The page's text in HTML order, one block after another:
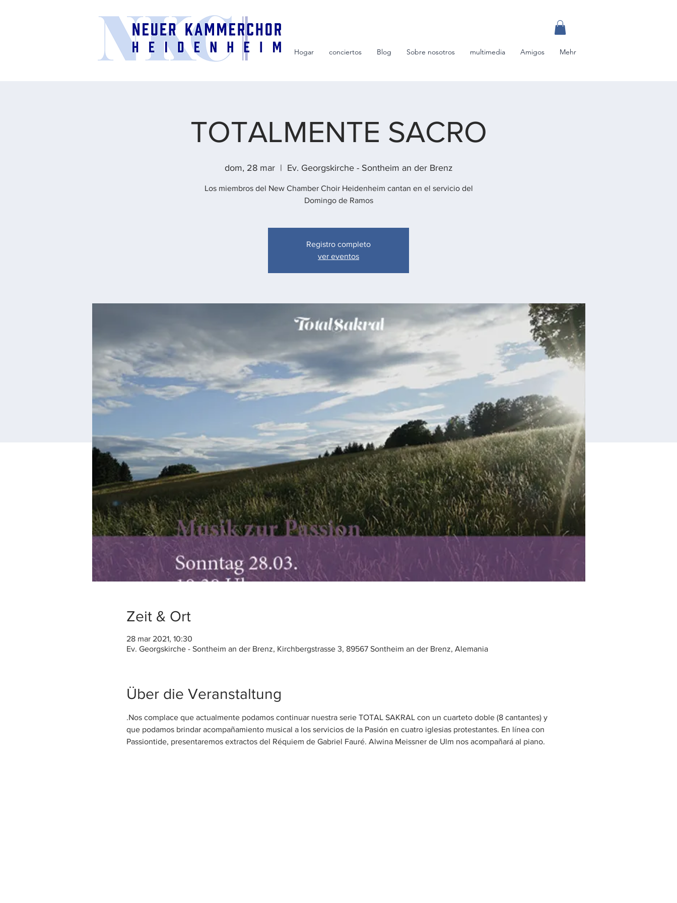
Hogar conciertos Blog Sobre nosotros multimedia Amigos Mehr
TOTALMENTE SACRO
dom, 28 mar
  |
Ev. Georgskirche - Sontheim an der Brenz
Los miembros del New Chamber Choir Heidenheim cantan en el servicio del
Domingo de Ramos
Registro completo
ver eventos
Zeit & Ort
28 mar 2021, 10:30
Ev. Georgskirche - Sontheim an der Brenz, Kirchbergstrasse 3, 89567 Sontheim an der Brenz, Alemania
Über die Veranstaltung
.Nos complace que actualmente podamos continuar nuestra serie TOTAL SAKRAL con un cuarteto doble (8 cantantes) y
que podamos brindar acompañamiento musical a los servicios de la Pasión en cuatro iglesias protestantes. En línea con
Passiontide, presentaremos extractos del Réquiem de Gabriel Fauré. Alwina Meissner de Ulm nos acompañará al piano.